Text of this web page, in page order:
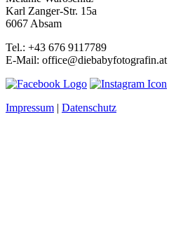
Karl Zanger-Str. 15a
6067 Absam
Tel.: +43 676 9117789
E-Mail: office@diebabyfotografin.at
Impressum | Datenschutz